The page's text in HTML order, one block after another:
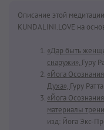
Описание этой
KUNDALINI.LOVE на
«Дар быть
снаружи», Гуру
«Йога
Духа», Гуру
«Йога
материалы
изд: Йога Экс-